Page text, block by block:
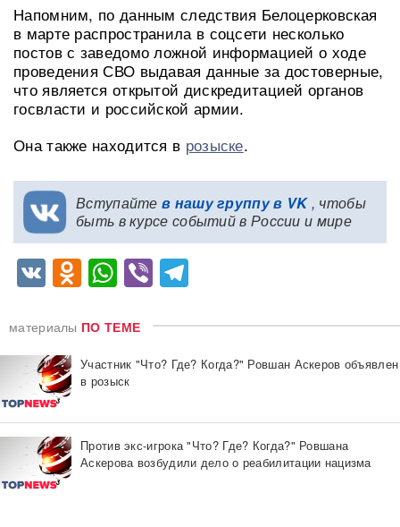
Напомним, по данным следствия Белоцерковская
в марте распространила в соцсети несколько
постов с заведомо ложной информацией о ходе
проведения СВО выдавая данные за достоверные,
что является открытой дискредитацией органов
госвласти и российской армии.
Она также находится в розыске.
Вступайте в нашу группу в VK, чтобы
быть в курсе событий в России и мире
VKOdnoklassniki
WhatsApp
Viber
материалы ПО ТЕМЕ
Участник "Что? Где? Когда?" Ровшан Аскеров объявлен
в розыск
Против экс-игрока "Что? Где? Когда?" Ровшана
Аскерова возбудили дело о реабилитации нацизма